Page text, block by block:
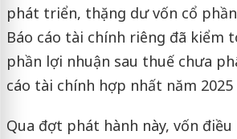
phát triển, thặng dư vốn cổ
Báo cáo tài chính riêng đã kiểm
phần lợi nhuận sau thuế chưa
cáo tài chính hợp nhất năm
Qua đợt phát hành này, vốn điều